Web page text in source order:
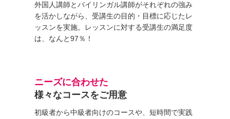
外国人講師とバイリンガル講師がそれぞれの強み
を活かしながら、受講生の目的・目標に応じたレ
ッスンを実施。レッスンに対する受講生の満足度
は、なんと97％！
ニーズに合わせた
様々なコースをご用意
初級者から中級者向けのコースや、短時間で実践